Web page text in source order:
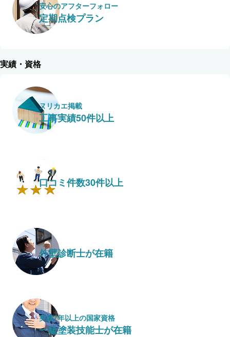
安心のアフターフォロー
定期点検プラン
実績・資格
ヌリカエ掲載
工事実績50件以上
口コミ件数30件以上
外壁診断士が在籍
実績7年以上の国家資格
一級塗装技能士が在籍